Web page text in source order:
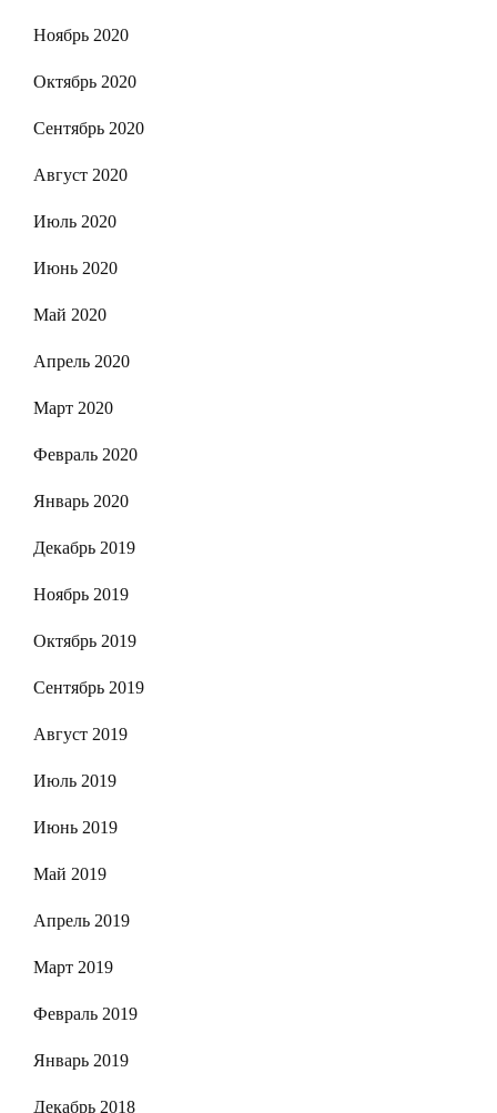
Ноябрь 2020
Октябрь 2020
Сентябрь 2020
Август 2020
Июль 2020
Июнь 2020
Май 2020
Апрель 2020
Март 2020
Февраль 2020
Январь 2020
Декабрь 2019
Ноябрь 2019
Октябрь 2019
Сентябрь 2019
Август 2019
Июль 2019
Июнь 2019
Май 2019
Апрель 2019
Март 2019
Февраль 2019
Январь 2019
Декабрь 2018